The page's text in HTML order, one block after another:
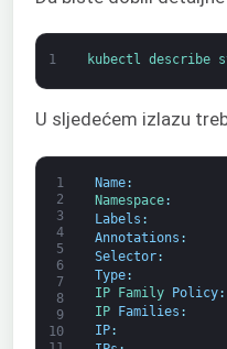
1 kubectl describe
U sljedećem izlazu
1
2
3
4
5
6
7
8
9
10
Name:
Namespace:
Labels :
Annotations :
Selector:
Type:
IP
Family Policy:
IP
Families :
IP: